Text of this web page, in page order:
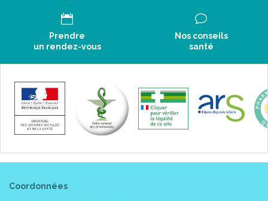
Prendre
un rendez-vous
Nos conseils
santé
Coordonnées